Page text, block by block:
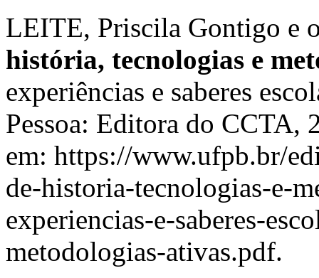
LEITE, Priscila Gontigo e
história, tecnologias e
experiências e saberes
Pessoa: Editora do CCTA,
em: https://www.ufpb.br/
de-historia-tecnologias-e-
experiencias-e-saberes-
metodologias-ativas.pdf.